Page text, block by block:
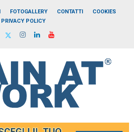
FOTOGALLERY CONTATTI
COOKIES
PRIVACY POLICY